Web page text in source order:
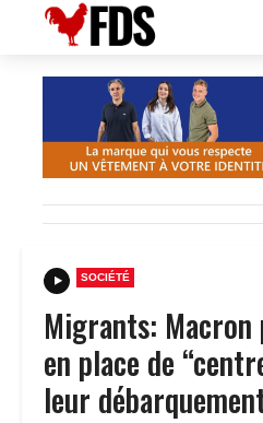
SOCIÉTÉ
Migrants: Macron
en place de
leur